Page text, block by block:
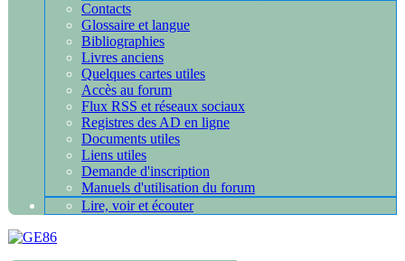
Contacts
Glossaire et langue
Bibliographies
Livres anciens
Quelques cartes utiles
Accès au forum
Flux RSS et réseaux sociaux
Registres des AD en ligne
Documents utiles
Liens utiles
Demande d'inscription
Manuels d'utilisation du forum
Lire, voir et écouter